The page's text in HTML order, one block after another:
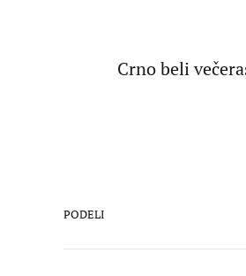
Crno beli
PODELI